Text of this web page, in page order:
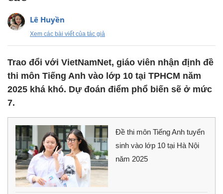
Lê Huyền
Xem các bài viết của tác giả
Trao đổi với VietNamNet, giáo viên nhận định đề
thi môn Tiếng Anh vào lớp 10 tại TPHCM năm
2025 khá khó. Dự đoán điểm phổ biến sẽ ở mức
7.
Đề thi môn Tiếng Anh tuyển
sinh vào lớp 10 tại Hà Nội
năm 2025